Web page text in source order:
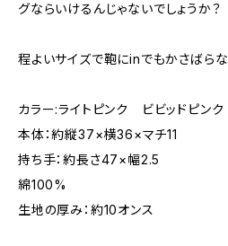
グならいけるんじゃないでしょうか？
程よいサイズで鞄にinでもかさばら
カラー:ライトピンク ビビッドピンク
本体：約縦37×横36×マチ11
持ち手：約長さ47×幅2.5
綿100%
生地の厚み：約10オンス